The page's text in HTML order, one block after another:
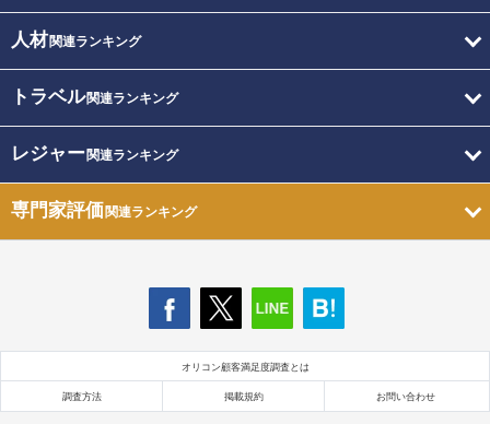
人材関連ランキング
トラベル関連ランキング
レジャー関連ランキング
専門家評価関連ランキング
オリコン顧客満足度調査とは
調査方法 掲載規約 お問い合わせ